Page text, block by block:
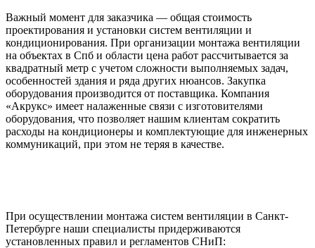
Важный момент для заказчика — общая стоимость
проектирования и установки систем вентиляции и
кондиционирования. При организации монтажа вентиляции
на объектах в Спб и области цена работ рассчитывается за
квадратный метр с учетом сложности выполняемых задач,
особенностей здания и ряда других нюансов. Закупка
оборудования производится от поставщика. Компания
«Акрукс» имеет налаженные связи с изготовителями
оборудования, что позволяет нашим клиентам сократить
расходы на кондиционеры и комплектующие для инженерных
коммуникаций, при этом не теряя в качестве.
При осуществлении монтажа систем вентиляции в Санкт-
Петербурге наши специалисты придерживаются
установленных правил и регламентов СНиП: